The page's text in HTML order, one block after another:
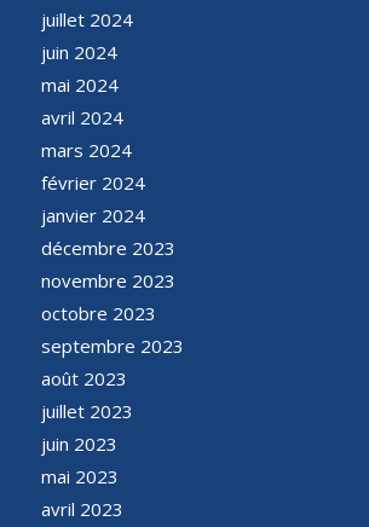
juillet 2024
juin 2024
mai 2024
avril 2024
mars 2024
février 2024
janvier 2024
décembre 2023
novembre 2023
octobre 2023
septembre 2023
août 2023
juillet 2023
juin 2023
mai 2023
avril 2023